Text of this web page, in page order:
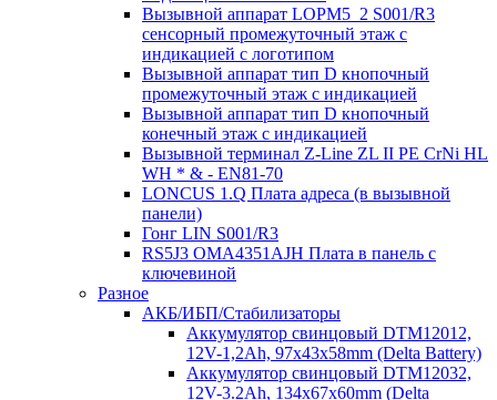
Вызывной аппарат LOPM5_2 S001/R3
сенсорный промежуточный этаж с
индикацией с логотипом
Вызывной аппарат тип D кнопочный
промежуточный этаж с индикацией
Вызывной аппарат тип D кнопочный
конечный этаж с индикацией
Вызывной терминал Z-Line ZL II PE CrNi HL
WH * & - EN81-70
LONCUS 1.Q Плата адреса (в вызывной
панели)
Гонг LIN S001/R3
RS5J3 OMA4351AJH Плата в панель с
ключевиной
Разное
АКБ/ИБП/Стабилизаторы
Аккумулятор свинцовый DTM12012,
12V-1,2Ah, 97х43х58mm (Delta Battery)
Аккумулятор свинцовый DTM12032,
12V-3.2Ah, 134x67x60mm (Delta